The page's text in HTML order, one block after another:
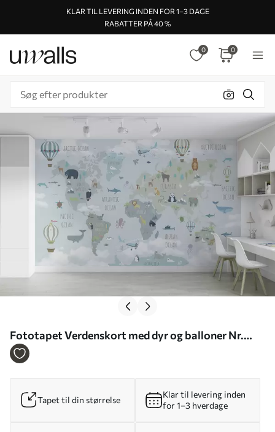
KLAR TIL LEVERING INDEN FOR 1–3 DAGE
RABATTER PÅ 40 %
0 0
Fototapet Verdenskort med dyr og balloner Nr.
u96447
Tapet til din størrelse
Klar til levering inden
for 1–3 hverdage